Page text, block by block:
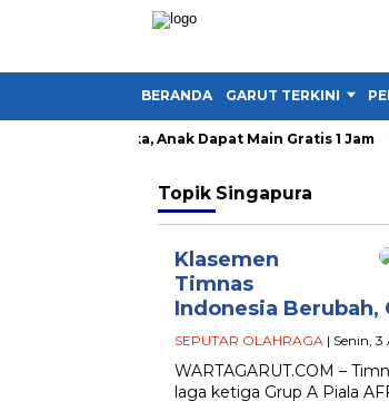
BERANDA GARUT TERKINI
Garut Dibuka, Anak Dapat Main Gratis 1 Jam
Topik Singapura
Klasemen
Timnas
Indonesia
SEPUTAR OLAHRAGA | Senin,
WARTAGARUT.COM –
laga ketiga Grup A Piala